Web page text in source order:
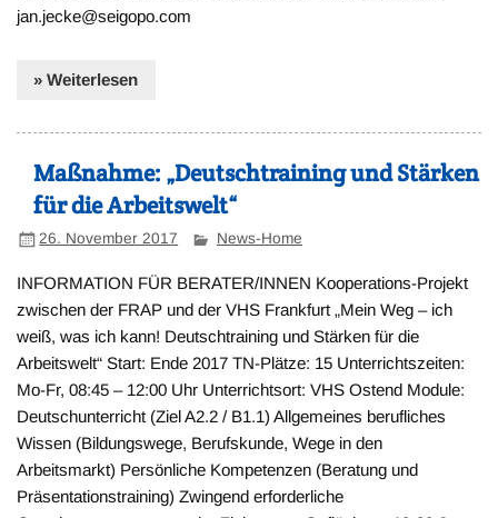
jan.jecke@seigopo.com
» Weiterlesen
Maßnahme: „Deutschtraining und Stärken
für die Arbeitswelt“
26. November 2017 News-Home
INFORMATION FÜR BERATER/INNEN Kooperations-Projekt
zwischen der FRAP und der VHS Frankfurt „Mein Weg – ich
weiß, was ich kann! Deutschtraining und Stärken für die
Arbeitswelt“ Start: Ende 2017 TN-Plätze: 15 Unterrichtszeiten:
Mo-Fr, 08:45 – 12:00 Uhr Unterrichtsort: VHS Ostend Module:
Deutschunterricht (Ziel A2.2 / B1.1) Allgemeines berufliches
Wissen (Bildungswege, Berufskunde, Wege in den
Arbeitsmarkt) Persönliche Kompetenzen (Beratung und
Präsentationstraining) Zwingend erforderliche